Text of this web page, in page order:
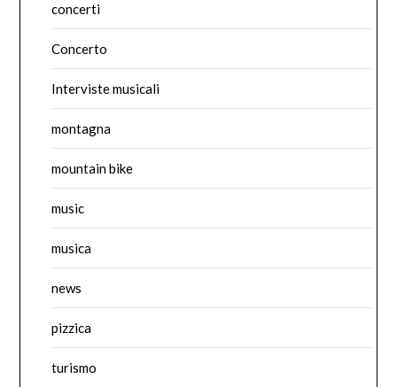
concerti
Concerto
Interviste musicali
montagna
mountain bike
music
musica
news
pizzica
turismo